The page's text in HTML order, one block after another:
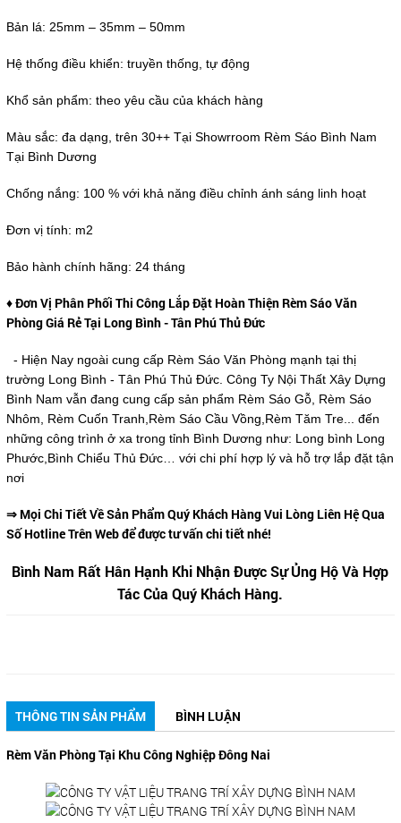
Bản lá: 25mm – 35mm – 50mm
Hệ thống điều khiển: truyền thống, tự động
Khổ sản phẩm: theo yêu cầu của khách hàng
Màu sắc: đa dạng, trên 30++ Tại Showrroom Rèm Sáo Bình Nam
Tại Bình Dương
Chống nắng: 100 % với khả năng điều chỉnh ánh sáng linh hoạt
Đơn vị tính: m2
Bảo hành chính hãng: 24 tháng
♦ Đơn Vị Phân Phối Thi Công Lắp Đặt Hoàn Thiện Rèm Sáo Văn
Phòng Giá Rẻ Tại Long Bình - Tân Phú Thủ Đức
- Hiện Nay ngoài cung cấp Rèm Sáo Văn Phòng mạnh tại thị
trường Long Bình - Tân Phú Thủ Đức. Công Ty Nội Thất Xây Dựng
Bình Nam vẫn đang cung cấp sản phẩm Rèm Sáo Gỗ, Rèm Sáo
Nhôm, Rèm Cuốn Tranh,Rèm Sáo Cầu Vồng,Rèm Tăm Tre... đến
những công trình ở xa trong tỉnh Bình Dương như: Long bình Long
Phước,Bình Chiểu Thủ Đức… với chi phí hợp lý và hỗ trợ lắp đặt tận
nơi
⇒ Mọi Chi Tiết Về Sản Phẩm Quý Khách Hàng Vui Lòng Liên Hệ Qua
Số Hotline Trên Web để được tư vấn chi tiết nhé!
Bình Nam Rất Hân Hạnh Khi Nhận Được Sự Ủng Hộ Và Hợp
Tác Của Quý Khách Hàng.
THÔNG TIN SẢN PHẨM BÌNH LUẬN
Rèm Văn Phòng Tại Khu Công Nghiệp Đông Nai